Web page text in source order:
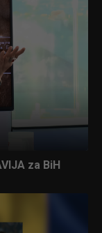
za BiH